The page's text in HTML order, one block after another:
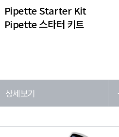
Pipette Starter Kit
Pipette 스타터 키트
상세보기